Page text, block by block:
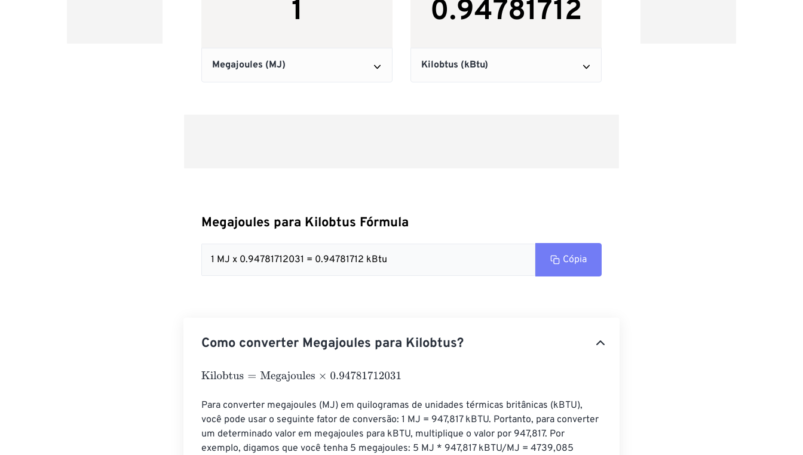
Megajoules para Kilobtus Fórmula
1 MJ x 0.94781712031 = 0.94781712 kBtu Cópia
Como converter Megajoules para Kilobtus?
Kilobtus=Megajoules×0.94781712031
Para converter megajoules (MJ) em quilogramas de unidades térmicas britânicas (kBTU),
você pode usar o seguinte fator de conversão: 1 MJ = 947,817 kBTU. Portanto, para converter
um determinado valor em megajoules para kBTU, multiplique o valor por 947,817. Por
exemplo, digamos que você tenha 5 megajoules: 5 MJ * 947,817 kBTU/MJ = 4739,085